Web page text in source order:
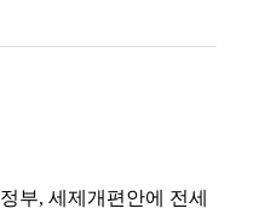
정부, 세제개편안에 전세